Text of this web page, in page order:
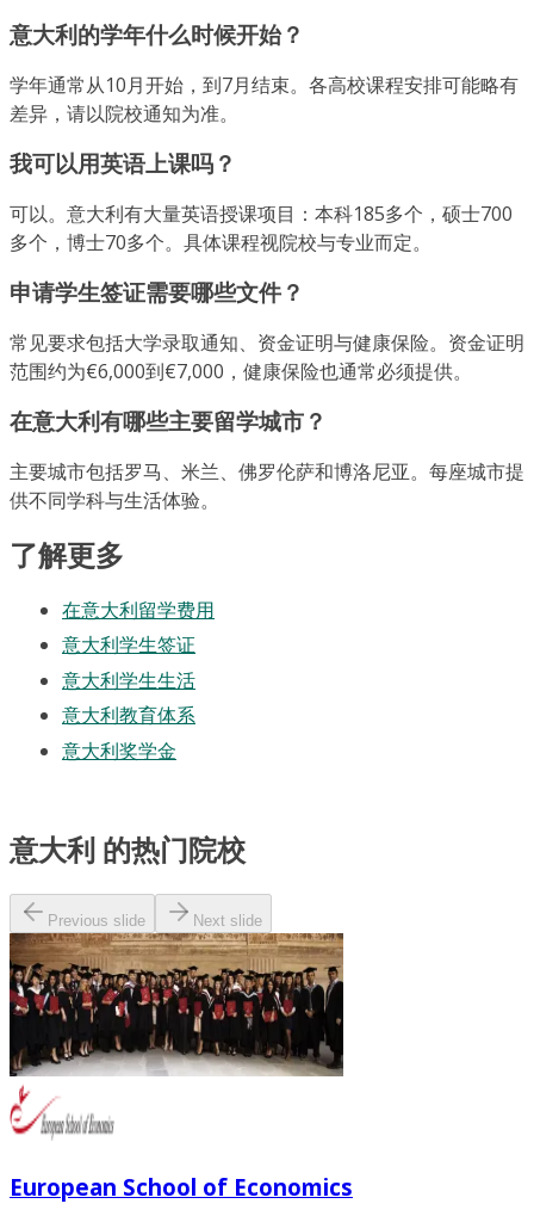
意大利的学年什么时候开始？
学年通常从10月开始，到7月结束。各高校课程安排可能略有
差异，请以院校通知为准。
我可以用英语上课吗？
可以。意大利有大量英语授课项目：本科185多个，硕士700
多个，博士70多个。具体课程视院校与专业而定。
申请学生签证需要哪些文件？
常见要求包括大学录取通知、资金证明与健康保险。资金证明
范围约为€6,000到€7,000，健康保险也通常必须提供。
在意大利有哪些主要留学城市？
主要城市包括罗马、米兰、佛罗伦萨和博洛尼亚。每座城市提
供不同学科与生活体验。
了解更多
在意大利留学费用
意大利学生签证
意大利学生生活
意大利教育体系
意大利奖学金
意大利 的热门院校
Previous slide Next slide
European School of Economics